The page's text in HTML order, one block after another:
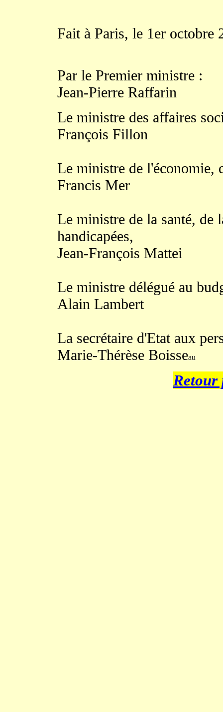
Fait à Paris, le 1er octobre
Par le Premier ministre :
Jean-Pierre Raffarin
Le ministre des affaires
François Fillon
Le ministre de l'économie,
Francis Mer
Le ministre de la santé, de
handicapées,
Jean-François Mattei
Le ministre délégué au
Alain Lambert
La secrétaire d'Etat aux
Marie-Thérèse Boisseau
Retour